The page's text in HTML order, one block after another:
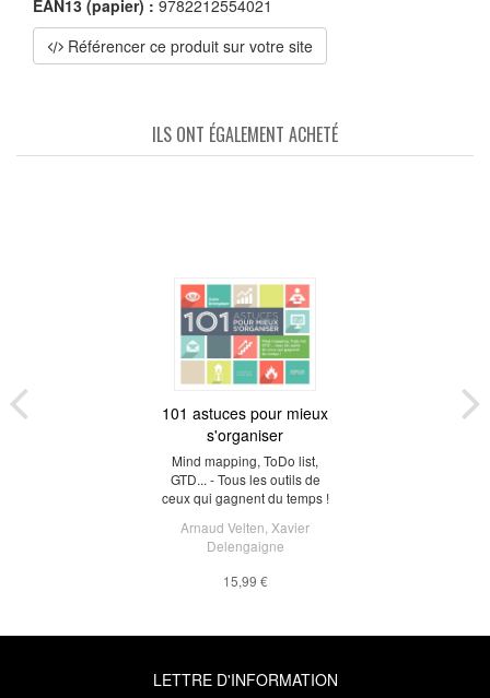
EAN13 (papier) : 9782212554021
Référencer ce produit sur votre site
ILS ONT ÉGALEMENT ACHETÉ
101 astuces pour mieux
s'organiser
Mind mapping, ToDo list,
GTD... - Tous les outils de
ceux qui gagnent du temps !
Arnaud Velten Xavier
Delengaigne
15,99 €
LETTRE D'INFORMATION